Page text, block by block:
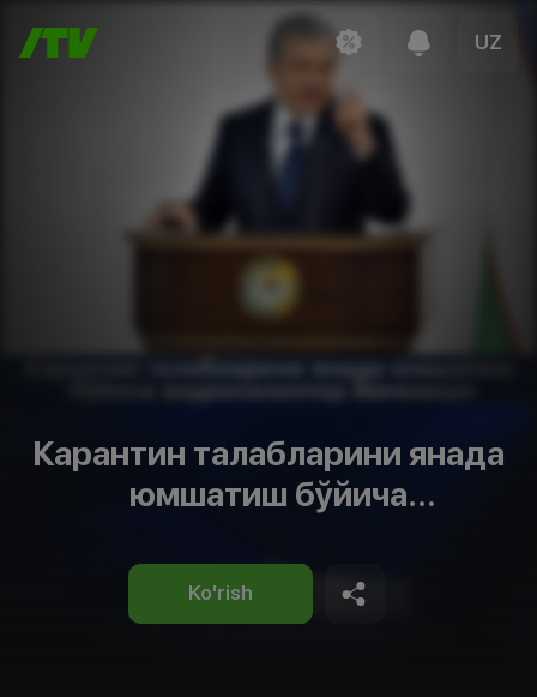
UZ
Карантин талабларини янада
юмшатиш бўйича
Ko'rish